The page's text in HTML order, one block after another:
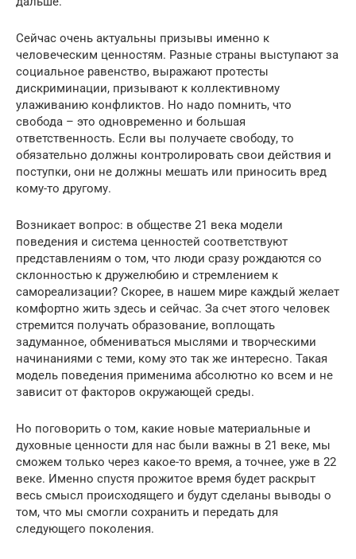
Сейчас очень актуальны призывы именно к
человеческим ценностям. Разные страны выступают за
социальное равенство, выражают протесты
дискриминации, призывают к коллективному
улаживанию конфликтов. Но надо помнить, что
свобода – это одновременно и большая
ответственность. Если вы получаете свободу, то
обязательно должны контролировать свои действия и
поступки, они не должны мешать или приносить вред
кому-то другому.
Возникает вопрос: в обществе 21 века модели
поведения и система ценностей соответствуют
представлениям о том, что люди сразу рождаются со
склонностью к дружелюбию и стремлением к
самореализации? Скорее, в нашем мире каждый желает
комфортно жить здесь и сейчас. За счет этого человек
стремится получать образование, воплощать
задуманное, обмениваться мыслями и творческими
начинаниями с теми, кому это так же интересно. Такая
модель поведения применима абсолютно ко всем и не
зависит от факторов окружающей среды.
Но поговорить о том, какие новые материальные и
духовные ценности для нас были важны в 21 веке, мы
сможем только через какое-то время, а точнее, уже в 22
веке. Именно спустя прожитое время будет раскрыт
весь смысл происходящего и будут сделаны выводы о
том, что мы смогли сохранить и передать для
следующего поколения.